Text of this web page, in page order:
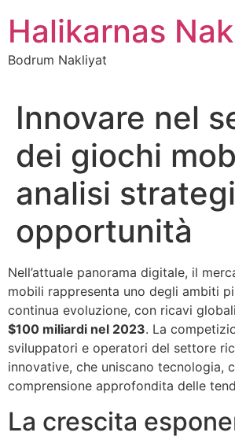
atlaHalikarnas
Bodrum Nakliyat
Innovare nel
dei giochi
analisi
opportunità
Nell’attuale panorama digitale, il
mobili rappresenta uno degli ambiti
continua evoluzione, con ricavi
$100 miliardi nel 2023. La
sviluppatori e operatori del settore
innovative, che uniscano tecnologia,
comprensione approfondita delle
La crescita